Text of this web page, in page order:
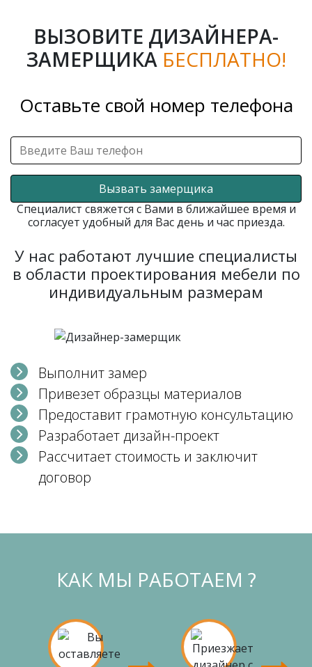
ВЫЗОВИТЕ ДИЗАЙНЕРА-
ЗАМЕРЩИКА БЕСПЛАТНО!
Оставьте свой номер телефона
Вызвать замерщика
Специалист свяжется с Вами в ближайшее время и
согласует удобный для Вас день и час приезда.
У нас работают лучшие специалисты
в области проектирования мебели по
индивидуальным размерам
Выполнит замер
Привезет образцы материалов
Предоставит грамотную консультацию
Разработает дизайн-проект
Рассчитает стоимость и заключит
договор
КАК МЫ РАБОТАЕМ ?